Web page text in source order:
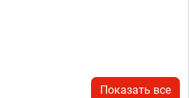
Показать все